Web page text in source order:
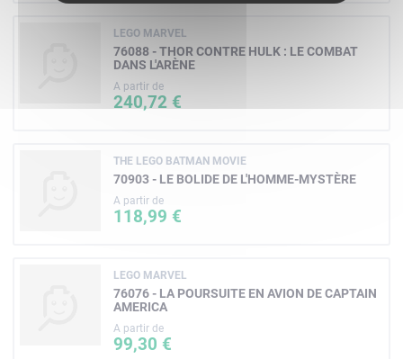
LEGO MARVEL
76088 - THOR CONTRE HULK : LE COMBAT
DANS L'ARÈNE
A partir de
240,72 €
THE LEGO BATMAN MOVIE
70903 - LE BOLIDE DE L'HOMME-MYSTÈRE
A partir de
118,99 €
LEGO MARVEL
76076 - LA POURSUITE EN AVION DE CAPTAIN
AMERICA
A partir de
99,30 €